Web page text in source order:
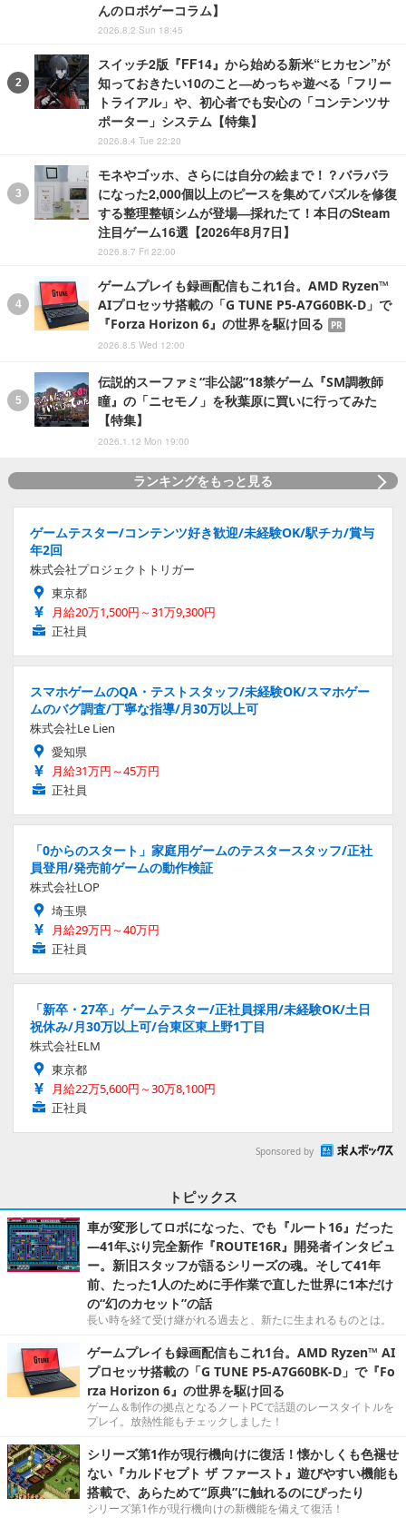
んのロボゲーコラム】
2026.8.2 Sun 18:45
スイッチ2版『FF14』から始める新米“ヒカセン”が
知っておきたい10のこと―めっちゃ遊べる「フリー
トライアル」や、初心者でも安心の「コンテンツサ
ポーター」システム【特集】
2026.8.4 Tue 22:20
モネやゴッホ、さらには自分の絵まで！？バラバラ
になった2,000個以上のピースを集めてパズルを修復
する整理整頓シムが登場―採れたて！本日のSteam
注目ゲーム16選【2026年8月7日】
2026.8.7 Fri 22:00
ゲームプレイも録画配信もこれ1台。AMD Ryzen™
AIプロセッサ搭載の「G TUNE P5-A7G60BK-D」で
『Forza Horizon 6』の世界を駆け回る
PR
2026.8.5 Wed 12:00
伝説的スーファミ“非公認”18禁ゲーム『SM調教師
瞳』の「ニセモノ」を秋葉原に買いに行ってみた
【特集】
2026.1.12 Mon 19:00
ランキングをもっと見る
ゲームテスター/コンテンツ好き歓迎/未経験OK/駅チカ/賞与
年2回
株式会社プロジェクトトリガー
東京都
月給20万1,500円～31万9,300円
正社員
スマホゲームのQA・テストスタッフ/未経験OK/スマホゲー
ムのバグ調査/丁寧な指導/月30万以上可
株式会社Le Lien
愛知県
月給31万円～45万円
正社員
「0からのスタート」家庭用ゲームのテスタースタッフ/正社
員登用/発売前ゲームの動作検証
株式会社LOP
埼玉県
月給29万円～40万円
正社員
「新卒・27卒」ゲームテスター/正社員採用/未経験OK/土日
祝休み/月30万以上可/台東区東上野1丁目
株式会社ELM
東京都
月給22万5,600円～30万8,100円
正社員
Sponsored by
トピックス
車が変形してロボになった、でも『ルート16』だった
―41年ぶり完全新作『ROUTE16R』開発者インタビュ
ー。新旧スタッフが語るシリーズの魂。そして41年
前、たった1人のために手作業で直した世界に1本だけ
の“幻のカセット”の話
長い時を経て受け継がれる過去と、新たに生まれるものとは。
ゲームプレイも録画配信もこれ1台。AMD Ryzen™ AI
プロセッサ搭載の「G TUNE P5-A7G60BK-D」で『Fo
rza Horizon 6』の世界を駆け回る
ゲーム＆制作の拠点となるノートPCで話題のレースタイトルを
プレイ。放熱性能もチェックしました！
シリーズ第1作が現行機向けに復活！懐かしくも色褪せ
ない『カルドセプト ザ ファースト』遊びやすい機能も
搭載で、あらためて“原典”に触れるのにぴったり
シリーズ第1作が現行機向けの新機能を備えて復活！